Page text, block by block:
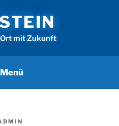
mit Zukunft
Menü